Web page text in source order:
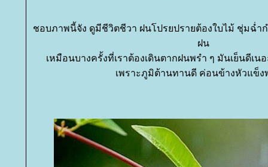
ชอบภาพนี้จัง ดูมีชีวิตชีวา ฝนโปรยปรายต้องใบไม้ ชุ่มฉ่ำ
ฝน
เหมือนบางครั้งที่เราต้องเดินตากฝนพรำ ๆ มันเย็นดีเน
เพราะภูมิต้านทานดี ค่อนข้างหัวแข็